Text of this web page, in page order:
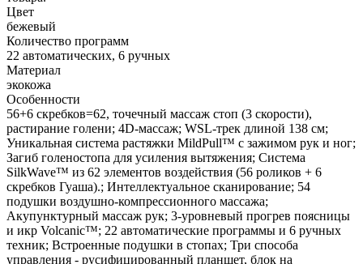
Цвет
бежевый
Количество программ
22 автоматических, 6 ручных
Материал
экокожа
Особенности
56+6 скребков=62, точечный массаж стоп (3 скорости),
растирание голени; 4D-массаж; WSL-трек длиной 138 см;
Уникальная система растяжки MildPull™ с зажимом рук и ног;
Загиб голеностопа для усиления вытяжения; Система
SilkWave™ из 62 элементов воздействия (56 роликов + 6
скребков Гуаша).; Интеллектуальное сканирование; 54
подушки воздушно-компрессионного массажа;
Акупунктурный массаж рук; 3-уровневый прогрев поясницы
и икр Volcanic™; 22 автоматические программы и 6 ручных
техник; Встроенные подушки в стопах; Три способа
управления - русифицированный планшет, блок на